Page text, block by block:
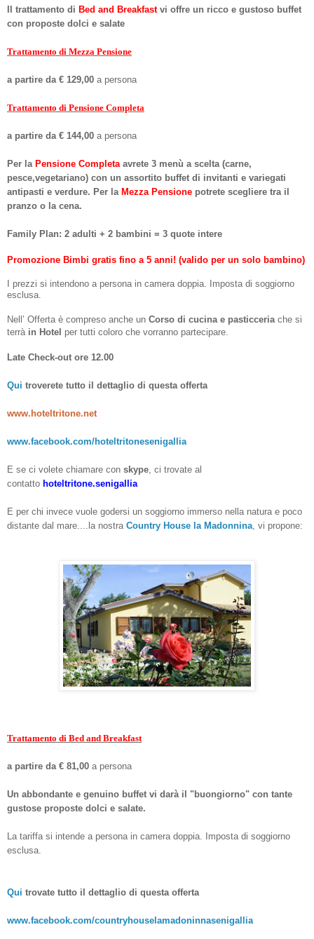
Il trattamento di Bed and Breakfastvi offre un ricco e gustoso buffet
con proposte dolci e salate
Trattamento di Mezza Pensione
a partire da € 129,00 a persona
Trattamento di Pensione Completa
a partire da € 144,00 a persona
Per la Pensione Completa avrete 3 menù a scelta (carne,
pesce,vegetariano) con un assortito buffet di invitanti e variegati
antipasti e verdure. Per la Mezza Pensione potrete scegliere tra il
pranzo o la cena.
Family Plan: 2 adulti + 2 bambini = 3 quote intere
Promozione Bimbi gratis fino a 5 anni! (valido per un solo bambino)
I prezzi si intendono a persona in camera doppia. Imposta di soggiorno
esclusa.
Nell’ Offerta è compreso anche un Corso di cucina e pasticceria che si
terrà in Hotel per tutti coloro che vorranno partecipare.
Late Check-out ore 12.00
Qui troverete tutto il dettaglio di questa offerta
www.hoteltritone.net
www.facebook.com/hoteltritonesenigallia
E se ci volete chiamare con skype , ci trovate al
contatto hoteltritone.senigallia
E per chi invece vuole godersi un soggiorno immerso nella natura e poco
distante dal mare....la nostra Country House la Madonnina , vi propone:
Trattamento di Bed and Breakfast
a partire da € 81,00 a persona
Un abbondante e genuino buffet vi darà il "buongiorno" con tante
gustose proposte dolci e salate.
La tariffa si intende a persona in camera doppia. Imposta di soggiorno
esclusa.
Qui trovate tutto il dettaglio di questa offerta
www.facebook.com/countryhouselamadoninnasenigallia